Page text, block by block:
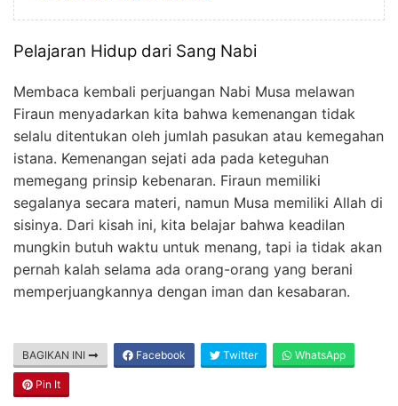
Pelajaran Hidup dari Sang Nabi
Membaca kembali perjuangan Nabi Musa melawan
Firaun menyadarkan kita bahwa kemenangan tidak
selalu ditentukan oleh jumlah pasukan atau kemegahan
istana. Kemenangan sejati ada pada keteguhan
memegang prinsip kebenaran. Firaun memiliki
segalanya secara materi, namun Musa memiliki Allah di
sisinya. Dari kisah ini, kita belajar bahwa keadilan
mungkin butuh waktu untuk menang, tapi ia tidak akan
pernah kalah selama ada orang-orang yang berani
memperjuangkannya dengan iman dan kesabaran.
BAGIKAN INI Facebook Twitter WhatsApp
Pin It